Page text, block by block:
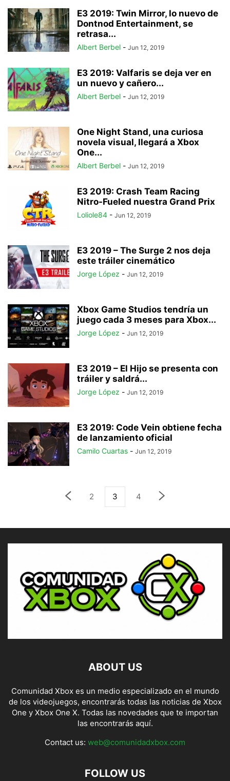
E3 2019: Twin Mirror, lo nuevo de
Dontnod Entertainment, se
retrasa...
Albert Berbel - Jun 12, 2019
E3 2019: Valfaris se deja ver en
un nuevo y cañero...
Albert Berbel - Jun 12, 2019
One Night Stand, una curiosa
novela visual, llegará a Xbox
One...
Albert Berbel - Jun 12, 2019
E3 2019: Crash Team Racing
Nitro-Fueled nuestra Grand Prix
Loliole84 - Jun 12, 2019
E3 2019 – The Surge 2 nos deja
este tráiler cinemático
Jorge López - Jun 12, 2019
Xbox Game Studios tendría un
juego cada 3 meses para Xbox...
Jorge López - Jun 12, 2019
E3 2019 – El Hijo se presenta con
tráiler y saldrá...
Jorge López - Jun 12, 2019
E3 2019: Code Vein obtiene fecha
de lanzamiento oficial
Camilo Cuartas - Jun 12, 2019
2 3 4
ABOUT US
Comunidad Xbox es un medio especializado en el mundo
de los videojuegos, encontrarás todas las noticias de Xbox
One y Xbox One X. Todas las novedades que te importan
las encontrarás aquí.
Contact us: web@comunidadxbox.com
FOLLOW US